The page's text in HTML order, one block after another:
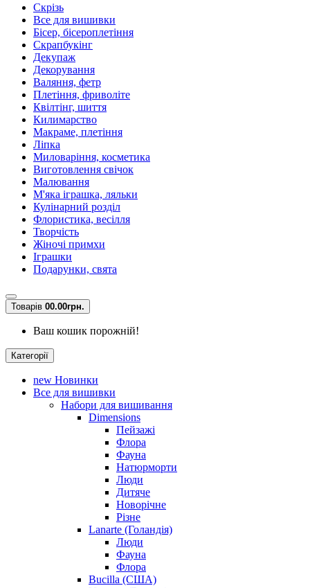
Скрізь
Все для вишивки
Бісер, бісероплетіння
Скрапбукінг
Декупаж
Декорування
Валяння, фетр
Плетіння, фриволіте
Квілтінг, шиття
Килимарство
Макраме, плетіння
Ліпка
Миловаріння, косметика
Виготовлення свічок
Малювання
М'яка іграшка, ляльки
Кулінарний розділ
Флористика, весілля
Творчість
Жіночі примхи
Іграшки
Подарунки, свята
Товарів 00.00грн.
Ваш кошик порожній!
Категорії
new Новинки
Все для вишивки
Набори для вишивання
Dimensions
Пейзажі
Флора
Фауна
Натюрморти
Люди
Дитяче
Новорічне
Різне
Lanarte (Голандія)
Люди
Фауна
Флора
Bucilla (США)